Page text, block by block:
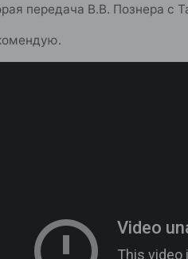
передача В.В. Познера с